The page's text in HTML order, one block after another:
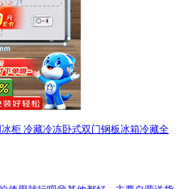
柜 冷藏冷冻卧式双门钢板冰箱冷藏全